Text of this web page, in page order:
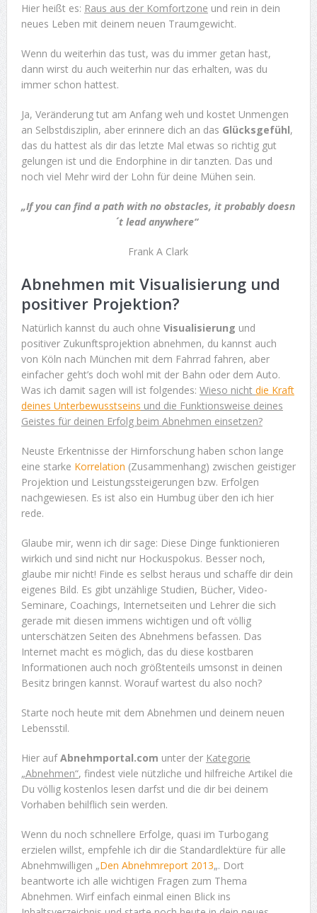
Hier heißt es: Raus aus der Komfortzone und rein in dein
neues Leben mit deinem neuen Traumgewicht.
Wenn du weiterhin das tust, was du immer getan hast,
dann wirst du auch weiterhin nur das erhalten, was du
immer schon hattest.
Ja, Veränderung tut am Anfang weh und kostet Unmengen
an Selbstdisziplin, aber erinnere dich an das Glücksgefühl,
das du hattest als dir das letzte Mal etwas so richtig gut
gelungen ist und die Endorphine in dir tanzten. Das und
noch viel Mehr wird der Lohn für deine Mühen sein.
„If you can find a path with no obstacles, it probably doesn
´t lead anywhere“
Frank A Clark
Abnehmen mit Visualisierung und
positiver Projektion?
Natürlich kannst du auch ohne Visualisierung und
positiver Zukunftsprojektion abnehmen, du kannst auch
von Köln nach München mit dem Fahrrad fahren, aber
einfacher geht’s doch wohl mit der Bahn oder dem Auto.
Was ich damit sagen will ist folgendes: Wieso nicht die Kraft
deines Unterbewusstseins und die Funktionsweise deines
Geistes für deinen Erfolg beim Abnehmen einsetzen?
Neuste Erkentnisse der Hirnforschung haben schon lange
eine starke Korrelation (Zusammenhang) zwischen geistiger
Projektion und Leistungssteigerungen bzw. Erfolgen
nachgewiesen. Es ist also ein Humbug über den ich hier
rede.
Glaube mir, wenn ich dir sage: Diese Dinge funktionieren
wirkich und sind nicht nur Hockuspokus. Besser noch,
glaube mir nicht! Finde es selbst heraus und schaffe dir dein
eigenes Bild. Es gibt unzählige Studien, Bücher, Video-
Seminare, Coachings, Internetseiten und Lehrer die sich
gerade mit diesen immens wichtigen und oft völlig
unterschätzen Seiten des Abnehmens befassen. Das
Internet macht es möglich, das du diese kostbaren
Informationen auch noch größtenteils umsonst in deinen
Besitz bringen kannst. Worauf wartest du also noch?
Starte noch heute mit dem Abnehmen und deinem neuen
Lebensstil.
Hier aufAbnehmportal.com unter der Kategorie
„Abnehmen“, findest viele nützliche und hilfreiche Artikel die
Du völlig kostenlos lesen darfst und die dir bei deinem
Vorhaben behilflich sein werden.
Wenn du noch schnellere Erfolge, quasi im Turbogang
erzielen willst, empfehle ich dir die Standardlektüre für alle
Abnehmwilligen „Den Abnehmreport 2013„. Dort
beantworte ich alle wichtigen Fragen zum Thema
Abnehmen. Wirf einfach einmal einen Blick ins